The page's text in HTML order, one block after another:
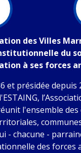
des Villes
du
à ses forces
et présidée depuis
l'ensemble des
- chacune -
des forces